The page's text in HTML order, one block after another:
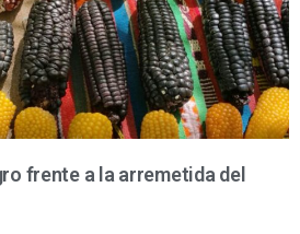
frente a la arremetida del